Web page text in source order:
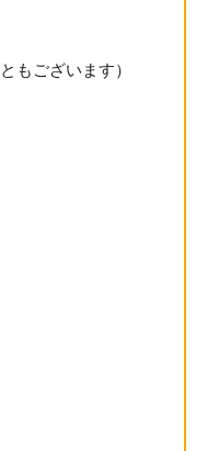
もございます）